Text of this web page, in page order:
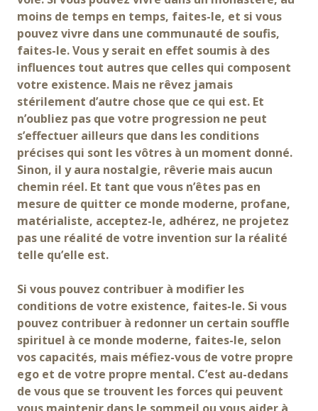
moins de temps en temps, faites-le, et si vous
pouvez vivre dans une communauté de soufis,
faites-le. Vous y serait en effet soumis à des
influences tout autres que celles qui composent
votre existence. Mais ne rêvez jamais
stérilement d’autre chose que ce qui est. Et
n’oubliez pas que votre progression ne peut
s’effectuer ailleurs que dans les conditions
précises qui sont les vôtres à un moment donné.
Sinon, il y aura nostalgie, rêverie mais aucun
chemin réel. Et tant que vous n’êtes pas en
mesure de quitter ce monde moderne, profane,
matérialiste, acceptez-le, adhérez, ne projetez
pas une réalité de votre invention sur la réalité
telle qu’elle est.
Si vous pouvez contribuer à modifier les
conditions de votre existence, faites-le. Si vous
pouvez contribuer à redonner un certain souffle
spirituel à ce monde moderne, faites-le, selon
vos capacités, mais méfiez-vous de votre propre
ego et de votre propre mental. C’est au-dedans
de vous que se trouvent les forces qui peuvent